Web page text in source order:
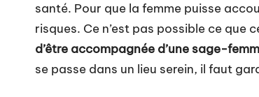
santé. Pour que la femme puisse
risques. Ce n’est pas possible ce que
d’être accompagnée d’une sage-
se passe dans un lieu serein, il faut